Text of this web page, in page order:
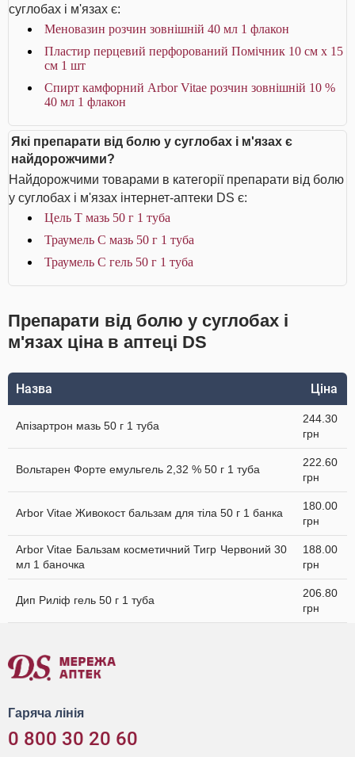
суглобах і м'язах є:
Меновазин розчин зовнішній 40 мл 1 флакон
Пластир перцевий перфорований Помічник 10 см х 15
см 1 шт
Спирт камфорний Arbor Vitae розчин зовнішній 10 %
40 мл 1 флакон
Які препарати від болю у суглобах і м'язах є
найдорожчими?
Найдорожчими товарами в категорії препарати від болю
у суглобах і м'язах інтернет-аптеки DS є:
Цель Т мазь 50 г 1 туба
Траумель С мазь 50 г 1 туба
Траумель С гель 50 г 1 туба
Препарати від болю у суглобах і
м'язах ціна в аптеці DS
Назва Ціна
Апізартрон мазь 50 г 1 туба
244.30
грн
Вольтарен Форте емульгель 2,32 % 50 г 1 туба
222.60
грн
Arbor Vitae Живокост бальзам для тіла 50 г 1 банка
180.00
грн
Arbor Vitae Бальзам косметичний Тигр Червоний 30
мл 1 баночка
188.00
грн
Дип Риліф гель 50 г 1 туба
206.80
грн
Гаряча лінія
0 800 30 20 60